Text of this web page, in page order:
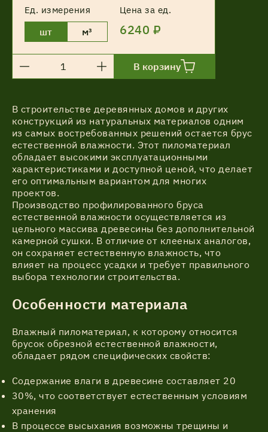
Ед. измерения Цена за ед.
шт м³ 6240 ₽
В корзину
В строительстве деревянных домов и других
конструкций из натуральных материалов одним
из самых востребованных решений остается брус
естественной влажности. Этот пиломатериал
обладает высокими эксплуатационными
характеристиками и доступной ценой, что делает
его оптимальным вариантом для многих
проектов.
Производство профилированного бруса
естественной влажности осуществляется из
цельного массива древесины без дополнительной
камерной сушки. В отличие от клееных аналогов,
он сохраняет естественную влажность, что
влияет на процесс усадки и требует правильного
выбора технологии строительства.
Особенности материала
Влажный пиломатериал, к которому относится
брусок обрезной естественной влажности,
обладает рядом специфических свойств:
Содержание влаги в древесине составляет 20
30%, что соответствует естественным условиям
хранения
В процессе высыхания возможны трещины и